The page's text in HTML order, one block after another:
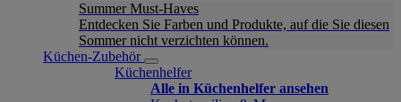
Summer Must-Haves
Entdecken Sie Farben und Produkte, auf die Sie diesen
Sommer nicht verzichten können.
Küchen-Zubehör
Küchenhelfer
Alle in Küchenhelfer ansehen